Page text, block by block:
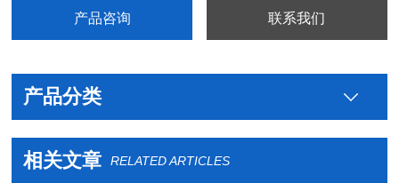
产品咨询 联系我们
产品分类
相关文章 RELATED ARTICLES